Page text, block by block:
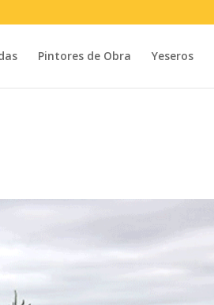
Pintores de Obra Yeseros